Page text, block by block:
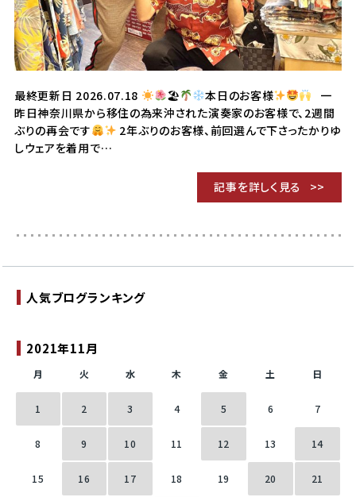
最終更新日 2026.07.18 🏖 本日のお客様
一
昨日神奈川県から移住の為来沖された演奏家のお客様で、2週間
ぶりの再会です
2年ぶりのお客様、前回選んで下さったかりゆ
しウェアを着用で…
記事を詳しく見る
2021年11月
月 火 水 木 金 土 日
1 2 3 4 5 6 7
8 9 10 11 12 13 14
15 16 17 18 19 20 21
人気ブログランキング